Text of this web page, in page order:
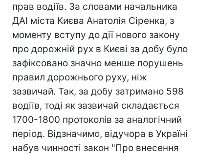
прав водіїв. За словами начальника
ДАІ міста Києва Анатолія Сіренка, з
моменту вступу до дії нового закону
про дорожній рух в Києві за добу було
зафіксовано значно менше порушень
правил дорожнього руху, ніж
зазвичай. Так, за добу затримано 598
водіїв, тоді як зазвичай складається
1700-1800 протоколів за аналогічний
період. Відзначимо, відучора в Україні
набув чинності закон "Про внесення